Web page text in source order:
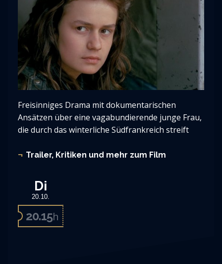
Freisinniges Drama mit dokumentarischen
Ansätzen über eine vagabundierende junge Frau,
die durch das winterliche Südfrankreich streift
Trailer, Kritiken und mehr zum Film
Di
20.10.
20.15h